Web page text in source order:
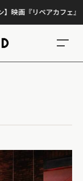
『リペアカフェ』、上